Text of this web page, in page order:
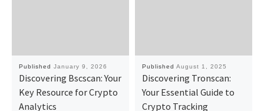
Published January 9, 2026
Discovering Bscscan: Your
Key Resource for Crypto
Analytics
Published August 1, 2025
Discovering Tronscan:
Your Essential Guide to
Crypto Tracking